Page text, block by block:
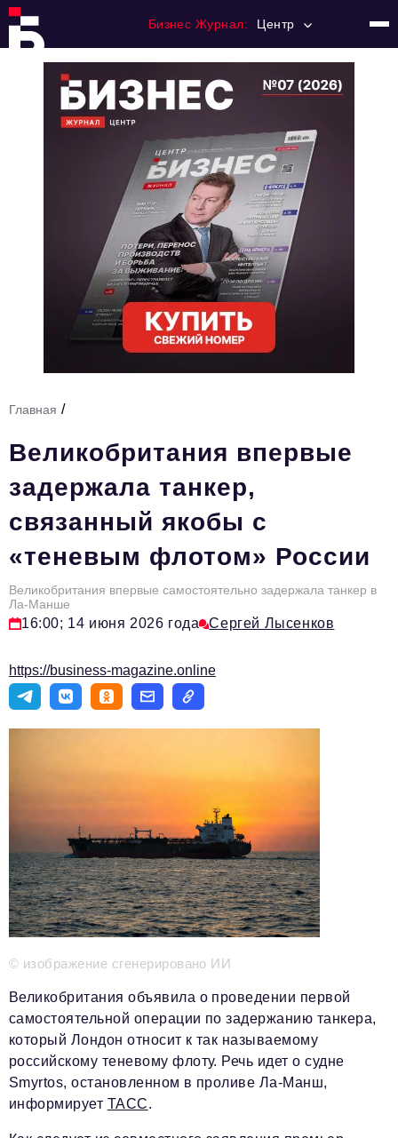
Бизнес Журнал: Центр
Регулирование
Премия "Тульский Бизнес"
История тульского предпринимательства
Тема номера
HR
Персона номера
Инфраструктура развития
Технологии и тренды
Туризм
Мероприятия
Электронные почты редакции:
Информационный отдел
info@business-magazine.online
Отдел рекламы
reklama@business-magazine.online
podpiska@business-magazine.online
Отдел по работе с партнерами
partner@business-magazine.online
Главная /
Великобритания впервые
задержала танкер,
связанный якобы с
«теневым флотом» России
Великобритания впервые самостоятельно задержала танкер в
Ла-Манше
16:00; 14 июня 2026 года Сергей Лысенков
https://business-magazine.online
© изображение сгенерировано ИИ
Великобритания объявила о проведении первой
самостоятельной операции по задержанию танкера,
который Лондон относит к так называемому
российскому теневому флоту. Речь идет о судне
Smyrtos, остановленном в проливе Ла-Манш,
информирует ТАСС.